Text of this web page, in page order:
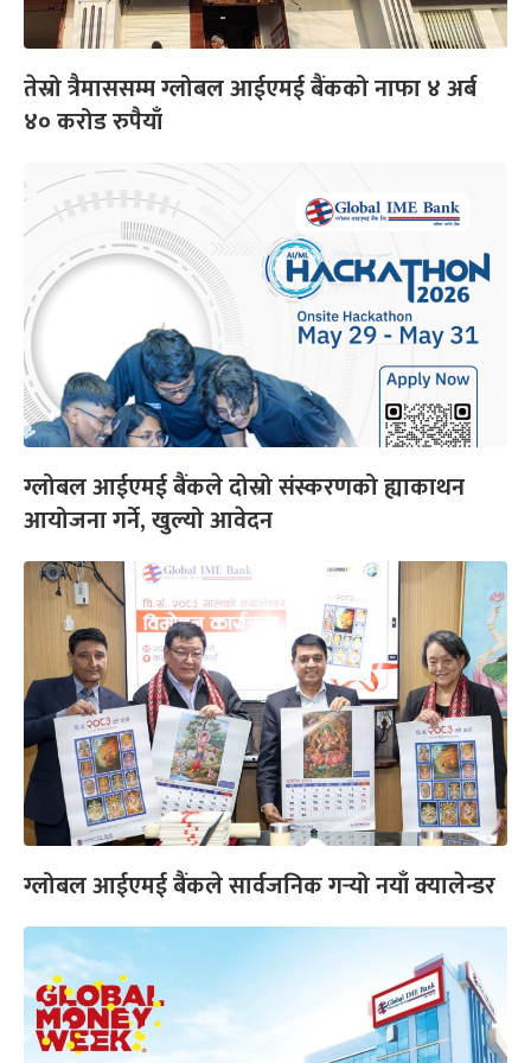
तेस्रो त्रैमाससम्म ग्लोबल आईएमई बैंकको नाफा ४ अर्ब
४० करोड रुपैयाँ
ग्लोबल आईएमई बैंकले दोस्रो संस्करणको ह्याकाथन
आयोजना गर्ने, खुल्यो आवेदन
ग्लोबल आईएमई बैंकले सार्वजनिक गर्‍यो नयाँ क्यालेन्डर